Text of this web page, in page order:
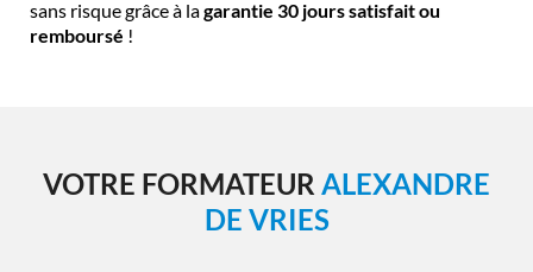
sans risque grâce à lagarantie 30 jours satisfait ou
remboursé !
VOTRE FORMATEUR ALEXANDRE
DE VRIES